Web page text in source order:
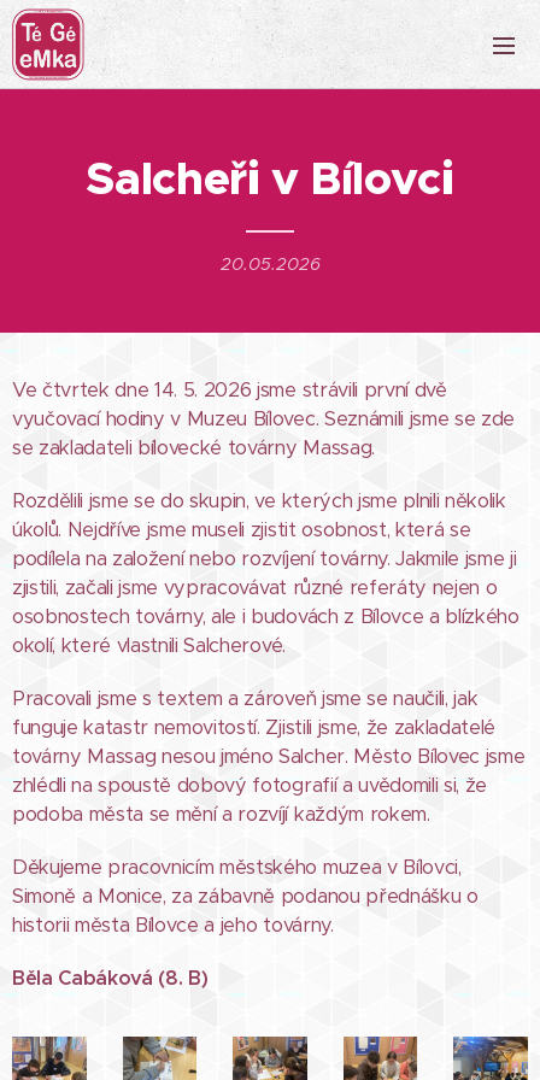
Salcheři v Bílovci
20.05.2026
Ve čtvrtek dne 14. 5. 2026 jsme strávili první dvě
vyučovací hodiny v Muzeu Bílovec. Seznámili jsme se zde
se zakladateli bílovecké továrny Massag.
Rozdělili jsme se do skupin, ve kterých jsme plnili několik
úkolů. Nejdříve jsme museli zjistit osobnost, která se
podílela na založení nebo rozvíjení továrny. Jakmile jsme ji
zjistili, začali jsme vypracovávat různé referáty nejen o
osobnostech továrny, ale i budovách z Bílovce a blízkého
okolí, které vlastnili Salcherové.
Pracovali jsme s textem a zároveň jsme se naučili, jak
funguje katastr nemovitostí. Zjistili jsme, že zakladatelé
továrny Massag nesou jméno Salcher. Město Bílovec jsme
zhlédli na spoustě dobový fotografií a uvědomili si, že
podoba města se mění a rozvíjí každým rokem.
Děkujeme pracovnicím městského muzea v Bílovci,
Simoně a Monice, za zábavně podanou přednášku o
historii města Bílovce a jeho továrny.
Běla Cabáková (8. B)